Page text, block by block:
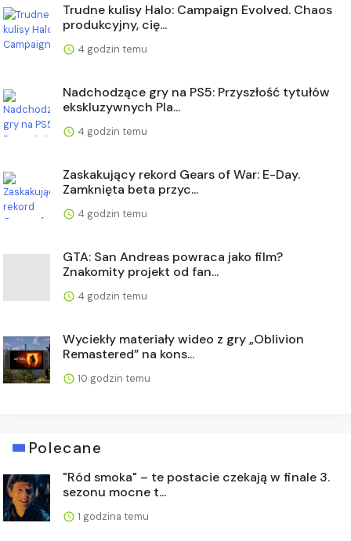
Trudne kulisy Halo: Campaign Evolved. Chaos
produkcyjny, cię...
4 godzin temu
Nadchodzące gry na PS5: Przyszłość tytułów
ekskluzywnych Pla...
4 godzin temu
Zaskakujący rekord Gears of War: E-Day.
Zamknięta beta przyc...
4 godzin temu
GTA: San Andreas powraca jako film?
Znakomity projekt od fan...
4 godzin temu
Wyciekły materiały wideo z gry „Oblivion
Remastered” na kons...
10 godzin temu
Polecane
"Ród smoka" – te postacie czekają w finale 3.
sezonu mocne t...
1 godzina temu